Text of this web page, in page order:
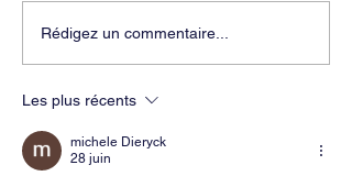
Rédigez un commentaire...
Les plus récents
michele Dieryck
28 juin